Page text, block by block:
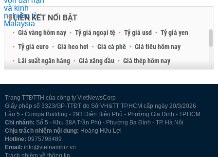
LIÊN KẾT NỔI BẬT
Giá vàng hôm nay Tỷ giá ngoại tệ Tỷ giá usd
Tỷ giá yen
Tỷ giá euro
Giá heo hơi Giá cà phê
Giá tiêu hôm nay
Lãi suất ngân hàng
Giá xăng dầu
Giá thép hôm nay
Trang TTĐTTH của công ty VietNewsCorp
Giấy phép số 3323/GP-TTĐT do Sở VH&TT TP.HCM cấp ngày 20/3/2026
Lầu 5 - Compa Building - 293 Điện Biên Phủ - Phường Gia Định - TP.HCM
Chi nhánh: Số 5 - Khu 38A Trần Phú - Phường Ba Đình - TP. Hà Nội
Chịu trách nhiệm nội dung: Hoàng Hữu Lợi
Hotline: 0975798489
Email: info@vietnambiz.vn
Trách nhiệm về thông tin